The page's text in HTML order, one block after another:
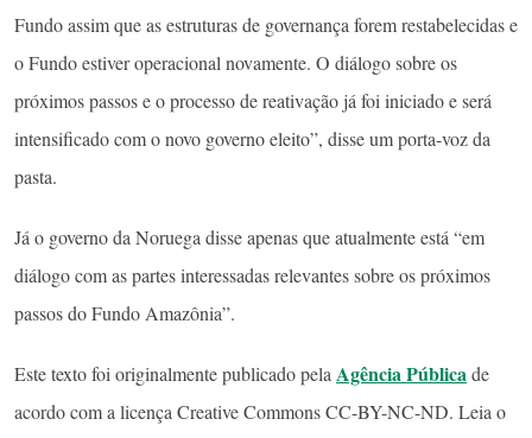
Fundo assim que as estruturas de governança forem restabelecidas e
o Fundo estiver operacional novamente. O diálogo sobre os
próximos passos e o processo de reativação já foi iniciado e será
intensificado com o novo governo eleito”, disse um porta-voz da
pasta.
Já o governo da Noruega disse apenas que atualmente está “em
diálogo com as partes interessadas relevantes sobre os próximos
passos do Fundo Amazônia”.
Este texto foi originalmente publicado pelaAgência Públicade
acordo com a licença Creative Commons CC-BY-NC-ND. Leia o